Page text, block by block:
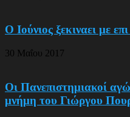
Ο Ιούνιος ξεκιναει με
30 Μαΐου 2017
Οι Πανεπιστημιακοί
μνήμη του Γιώργου